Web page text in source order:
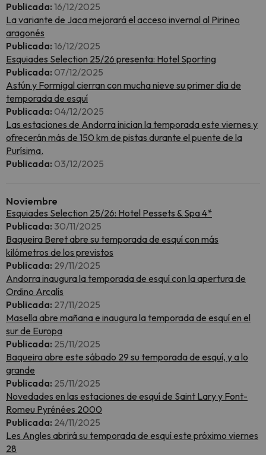
Publicada: 16/12/2025
La variante de Jaca mejorará el acceso invernal al Pirineo
aragonés
Publicada: 16/12/2025
Esquiades Selection 25/26 presenta: Hotel Sporting
Publicada: 07/12/2025
Astún y Formigal cierran con mucha nieve su primer día de
temporada de esquí
Publicada: 04/12/2025
Las estaciones de Andorra inician la temporada este viernes y
ofrecerán más de 150 km de pistas durante el puente de la
Purísima.
Publicada: 03/12/2025
Noviembre
Esquiades Selection 25/26: Hotel Pessets & Spa 4*
Publicada: 30/11/2025
Baqueira Beret abre su temporada de esquí con más
kilómetros de los previstos
Publicada: 29/11/2025
Andorra inaugura la temporada de esquí con la apertura de
Ordino Arcalís
Publicada: 27/11/2025
Masella abre mañana e inaugura la temporada de esquí en el
sur de Europa
Publicada: 25/11/2025
Baqueira abre este sábado 29 su temporada de esquí, y a lo
grande
Publicada: 25/11/2025
Novedades en las estaciones de esquí de Saint Lary y Font-
Romeu Pyrénées 2000
Publicada: 24/11/2025
Les Angles abrirá su temporada de esquí este próximo viernes
28